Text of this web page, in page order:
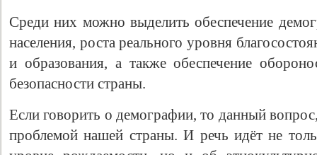
Среди них можно выделить обеспечение
населения, роста реального уровня
и образования, а также обеспечение
безопасности страны.
Если говорить о демографии, то данный
проблемой нашей страны. И речь идёт не